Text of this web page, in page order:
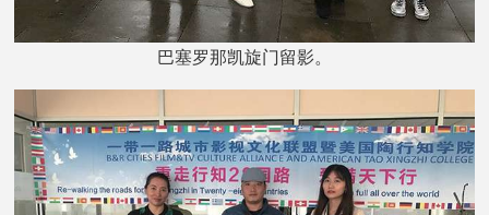
巴塞罗那凯旋门留影。